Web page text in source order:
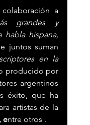
a
grandes y
juntos suman
en la
argentinos
éxito, que ha
artistas de la
entre otros .